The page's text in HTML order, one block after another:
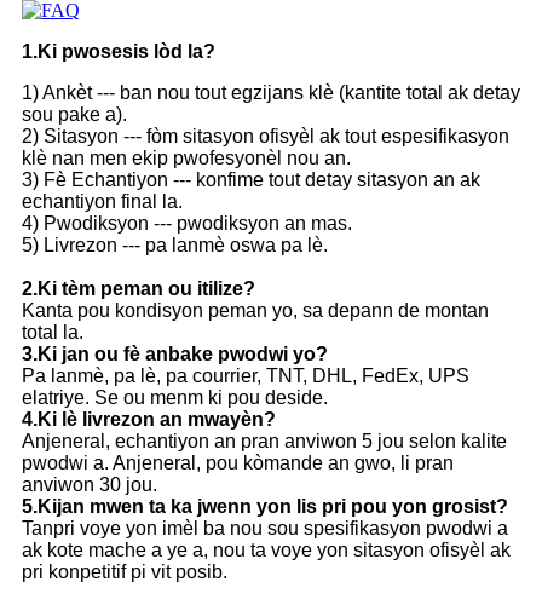
1.Ki pwosesis lòd la?
1) Ankèt --- ban nou tout egzijans klè (kantite total ak detay
sou pake a).
2) Sitasyon --- fòm sitasyon ofisyèl ak tout espesifikasyon
klè nan men ekip pwofesyonèl nou an.
3) Fè Echantiyon --- konfime tout detay sitasyon an ak
echantiyon final la.
4) Pwodiksyon --- pwodiksyon an mas.
5) Livrezon --- pa lanmè oswa pa lè.
2.Ki tèm peman ou itilize?
Kanta pou kondisyon peman yo, sa depann de montan
total la.
3.Ki jan ou fè anbake pwodwi yo?
Pa lanmè, pa lè, pa courrier, TNT, DHL, FedEx, UPS
elatriye. Se ou menm ki pou deside.
4.Ki lè livrezon an mwayèn?
Anjeneral, echantiyon an pran anviwon 5 jou selon kalite
pwodwi a. Anjeneral, pou kòmande an gwo, li pran
anviwon 30 jou.
5.Kijan mwen ta ka jwenn yon lis pri pou yon grosist?
Tanpri voye yon imèl ba nou sou spesifikasyon pwodwi a
ak kote mache a ye a, nou ta voye yon sitasyon ofisyèl ak
pri konpetitif pi vit posib.